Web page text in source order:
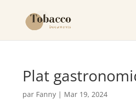
Plat
par Fanny| Mar 19, 2024